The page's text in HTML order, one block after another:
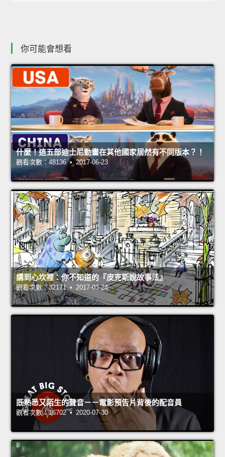
你可能會想看
什麼！這五部迪士尼動畫在其他國家居然有不同版本？！
觀看次數：48136 • 2017-06-23
講到心坎裡：你不知道的『皮克斯說故事法』
觀看次數：32171 • 2017-03-24
既熟悉又陌生的聲音－－電影預告片背後的配音員
觀看次數：16702 • 2020-07-30